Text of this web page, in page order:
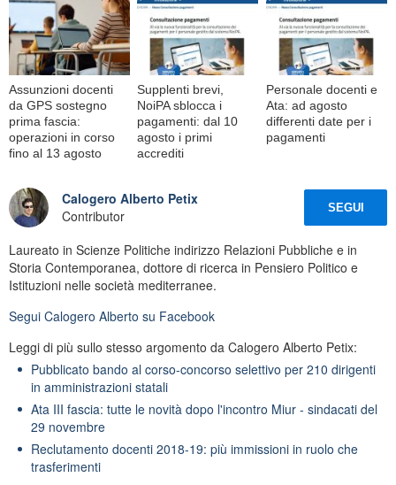
Assunzioni docenti
da GPS sostegno
prima fascia:
operazioni in corso
fino al 13 agosto
Supplenti brevi,
NoiPA sblocca i
pagamenti: dal 10
agosto i primi
accrediti
Personale docenti e
Ata: ad agosto
differenti date per i
pagamenti
Calogero Alberto Petix
Contributor
SEGUI
Laureato in Scienze Politiche indirizzo Relazioni Pubbliche e in
Storia Contemporanea, dottore di ricerca in Pensiero Politico e
Istituzioni nelle società mediterranee.
Segui Calogero Alberto su Facebook
Leggi di più sullo stesso argomento da Calogero Alberto Petix:
Pubblicato bando al corso-concorso selettivo per 210 dirigenti
in amministrazioni statali
Ata III fascia: tutte le novità dopo l'incontro Miur - sindacati del
29 novembre
Reclutamento docenti 2018-19: più immissioni in ruolo che
trasferimenti